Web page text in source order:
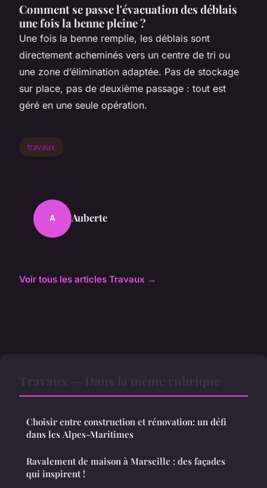
Comment se passe l'évacuation des déblais
une fois la benne pleine ?
Une fois la benne remplie, les déblais sont
directement acheminés vers un centre de tri ou
une zone d’élimination adaptée. Pas de stockage
sur place, pas de deuxième passage : tout est
géré en une seule opération.
travaux
A Auberte
Voir tous les articles Travaux →
Choisir entre construction et rénovation: un défi
dans les Alpes-Maritimes
Ravalement de maison à Marseille : des façades
qui inspirent !